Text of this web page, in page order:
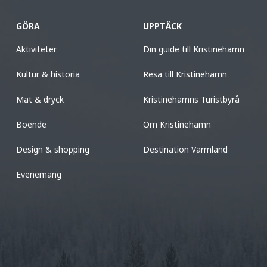
GÖRA
Aktiviteter
Kultur & historia
Mat & dryck
Boende
Design & shopping
Evenemang
UPPTÄCK
Din guide till Kristinehamn
Resa till Kristinehamn
Kristinehamns Turistbyrå
Om Kristinehamn
Destination Värmland